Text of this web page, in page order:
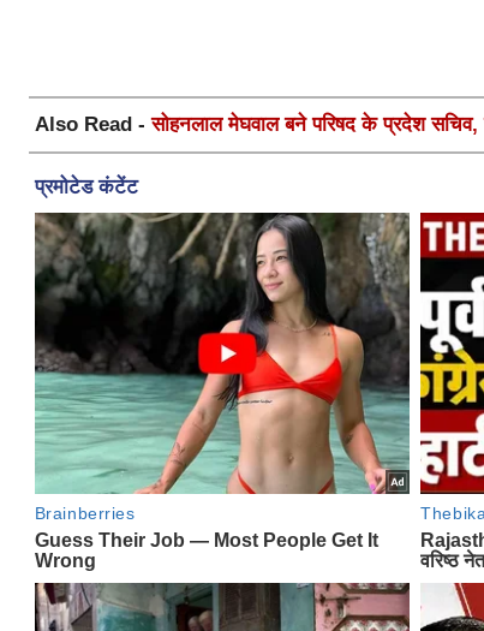
Also Read -सोहनलाल मेघवाल बने परिषद के प्रदेश सचिव,